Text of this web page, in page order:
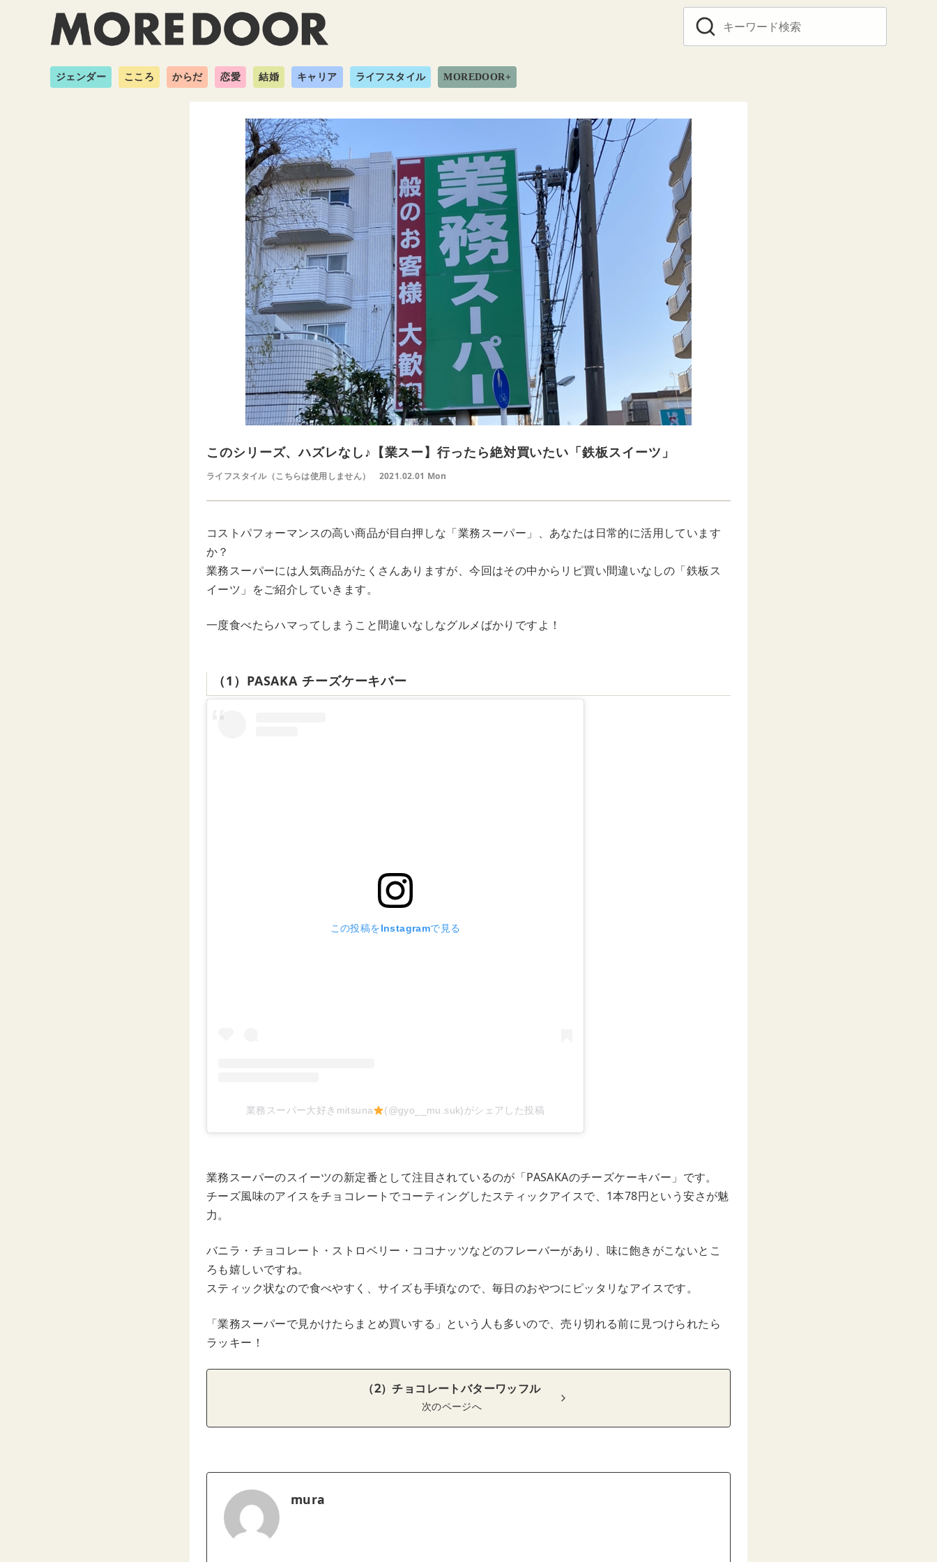
ジェンダー こころ からだ 恋愛 結婚 キャリア ライフスタイル MOREDOOR+
このシリーズ、ハズレなし♪【業スー】行ったら絶対買いたい「鉄板スイーツ」
ライフスタイル（こちらは使用しません） 2021.02.01 Mon
コストパフォーマンスの高い商品が目白押しな「業務スーパー」、あなたは日常的に活用しています
か？
業務スーパーには人気商品がたくさんありますが、今回はその中からリピ買い間違いなしの「鉄板ス
イーツ」をご紹介していきます。
一度食べたらハマってしまうこと間違いなしなグルメばかりですよ！
（1）PASAKA チーズケーキバー
この投稿をInstagramで見る
業務スーパー大好きmitsuna (@gyo__mu.suk)がシェアした投稿
業務スーパーのスイーツの新定番として注目されているのが「PASAKAのチーズケーキバー」です。
チーズ風味のアイスをチョコレートでコーティングしたスティックアイスで、1本78円という安さが魅
力。
バニラ・チョコレート・ストロベリー・ココナッツなどのフレーバーがあり、味に飽きがこないとこ
ろも嬉しいですね。
スティック状なので食べやすく、サイズも手頃なので、毎日のおやつにピッタリなアイスです。
「業務スーパーで見かけたらまとめ買いする」という人も多いので、売り切れる前に見つけられたら
ラッキー！
（2）チョコレートバターワッフル
次のページへ
mura